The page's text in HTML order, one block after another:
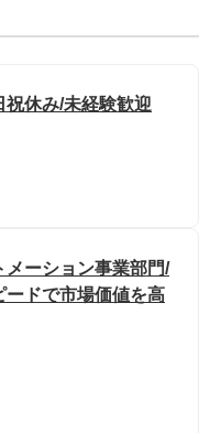
休み/未経験歓迎
メーション事業部門/
ードで市場価値を高